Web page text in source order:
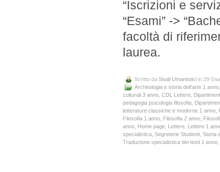
“Iscrizioni e
“Esami” ->
facoltà di
laurea.
Scritto da Studi Umanistici in 29
Archeologia e storia dell’arte 1 anno
culturali 3 anno CDL Lettere
pedagogia psicologia filosofia
letterature classiche e moderne 1 anno
Filosofia 1 anno Filosofia 2 anno
anno Home page Lettere Lettere 1
specialistica Segreterie Studenti Storia
Traduzione specialistica dei testi 1 anno